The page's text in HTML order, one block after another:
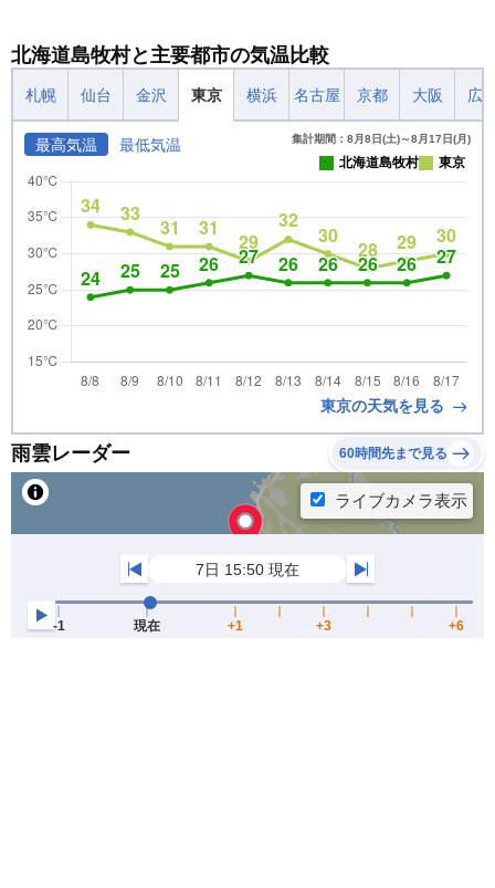
北海道島牧村と主要都市の気温比較
札幌 仙台 金沢 東京 横浜 名古屋 京都 大阪 広
最高気温 最低気温 集計期間：8月8日(土)～8月17日(月)
北海道島牧村 東京
東京の天気を見る
雨雲レーダー 60時間先まで見る